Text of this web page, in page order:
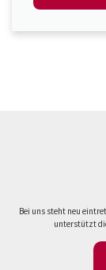
Bei uns steht neu
unterstützt